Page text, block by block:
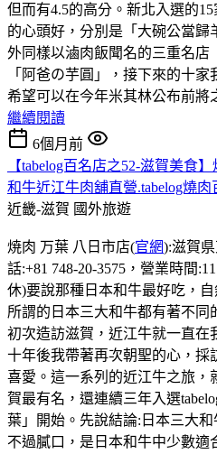
但而有4.5的高分。新北入選的
的心頭好，分別是「大碗公當歸
外同樣以滷肉飯聞名的三重名店
「阿爸の芋圓」，接下來的十
希望可以在今年米其林公布前將
繼續閱讀
6個月前
【tabelog百名店之52-滋賀美食
和牛近江牛肉舖直營.tabelog燒肉
近畿-滋賀 國外旅遊
焼肉 万葉 八日市店(官網):滋賀
話:+81 748-20-3575，營業時間
休)要說那種日本和牛最好吃，
所謂的日本三大和牛都有著不
初次造訪滋賀，近江牛就一直在
十年後我帶著再次朝聖的心，採
喜愛。這一系列的近江牛之旅，
賀最有名，還連續三年入選
葉」開始。先說結論:日本三大
不過膩口，是日本和牛中少數